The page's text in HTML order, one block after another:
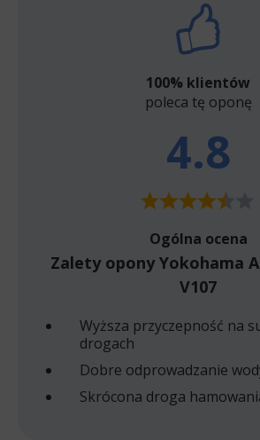
100% klientów
poleca tę oponę
4.8
Ogólna ocena
Zalety opony Yokohama
V107
Wyższa przyczepność na
drogach
Dobre odprowadzanie
Skrócona droga